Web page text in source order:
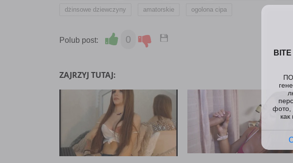
dżinsowe dziewczyny amatorskie ogolona cipa
Polub post: 0
ZAJRZYJ TUTAJ: